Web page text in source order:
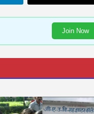
Join Now